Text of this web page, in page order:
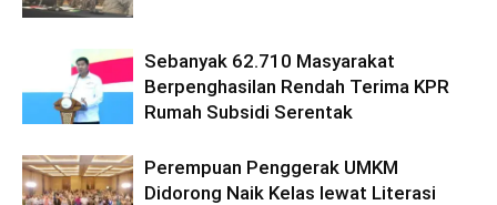
Sebanyak 62.710 Masyarakat
Berpenghasilan Rendah Terima KPR
Rumah Subsidi Serentak
Perempuan Penggerak UMKM
Didorong Naik Kelas lewat Literasi